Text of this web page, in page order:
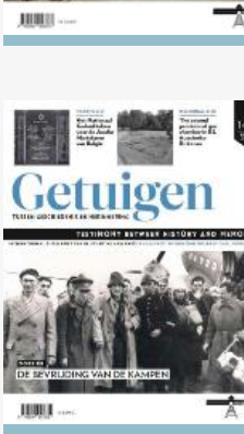
Nr. 140 (04/2025) De Bevrijding
van de kampen